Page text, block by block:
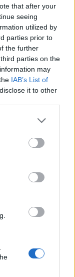
that after your
seeing
utilized by
parties prior to
the further
parties on the
may
IAB’s List of
it to other
more Google
may click to
party tags to
below Google
valaki teltebb
kell
és nem
átcsap